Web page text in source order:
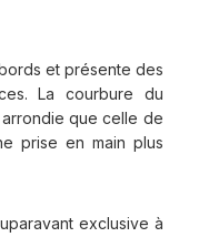
et présente des
La courbure du
que celle de
prise en main plus
exclusive à